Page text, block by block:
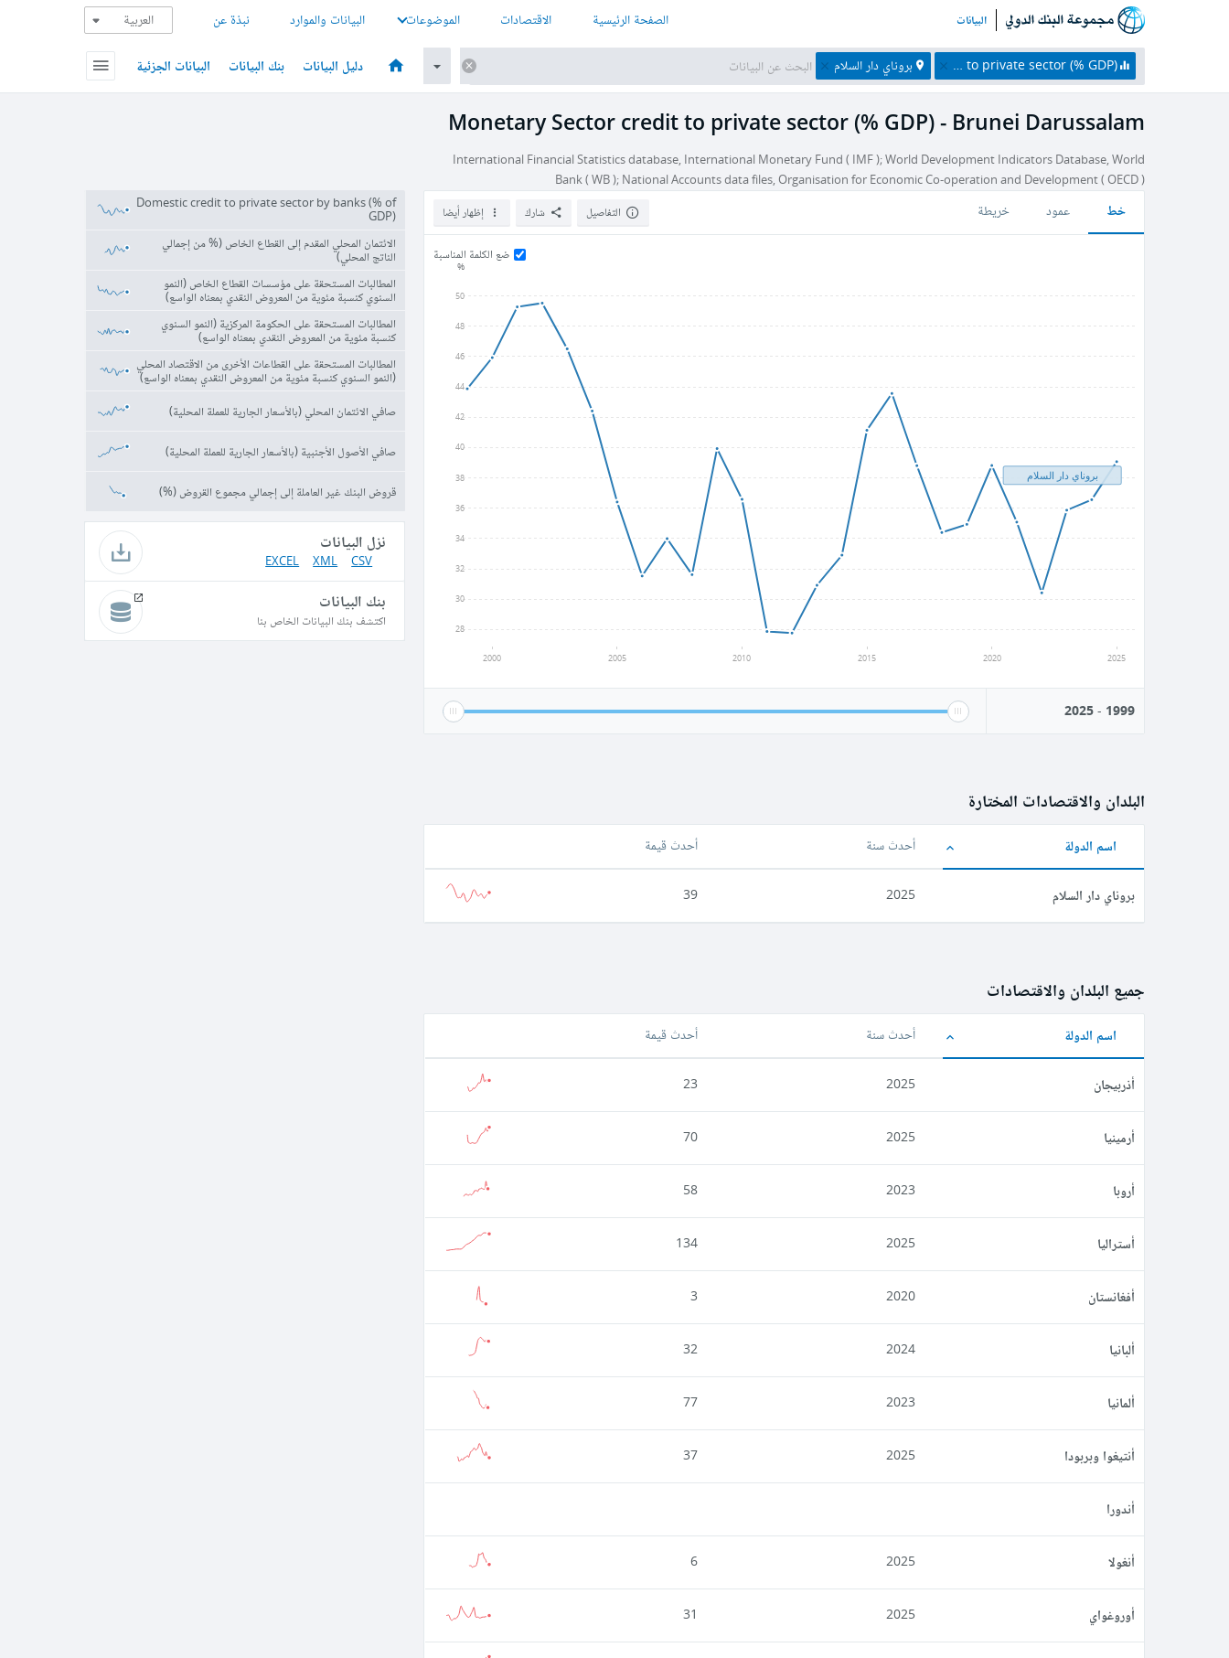
البيانات الصفحة الرئيسية الاقتصادات الموضوعات البيانات والموارد نبذة عن
Monetary Sector credit to private sector (% GDP) بروناي دار السلام دليل البيانات بنك البيانات البيانات الجزئية
Monetary Sector credit to private sector (% GDP) - Brunei Darussalam
International Financial Statistics database, International Monetary Fund ( IMF ); World Development Indicators Database, World
Bank ( WB ); National Accounts data files, Organisation for Economic Co-operation and Development ( OECD )
خط عمود خريطة إظهار أيضا شارك التفاصيل
ضع الكلمة المناسبة
2000 2005 2010 2015 2020 2025
%
28
30
32
34
36
38
40
42
44
46
48
50
بروناي دار السلام
1999
-
2025
Domestic credit to private sector by banks (% of
GDP)
الائتمان المحلي المقدم إلى القطاع الخاص (% من إجمالي
الناتج المحلي)
المطالبات المستحقة على مؤسسات القطاع الخاص (النمو
السنوي كنسبة مئوية من المعروض النقدي بمعناه الواسع)
المطالبات المستحقة على الحكومة المركزية (النمو السنوي
كنسبة مئوية من المعروض النقدي بمعناه الواسع)
المطالبات المستحقة على القطاعات الأخرى من الاقتصاد المحلي
(النمو السنوي كنسبة مئوية من المعروض النقدي بمعناه الواسع)
صافي الائتمان المحلي (بالأسعار الجارية للعملة المحلية)
صافي الأصول الأجنبية (بالأسعار الجارية للعملة المحلية)
قروض البنك غير العاملة إلى إجمالي مجموع القروض (%)
نزل البيانات
CSV
XML
EXCEL
بنك البيانات
اكتشف بنك البيانات الخاص بنا
البلدان والاقتصادات المختارة
اسم الدولة أحدث سنة أحدث قيمة
بروناي دار السلام 2025
39
جميع البلدان والاقتصادات
اسم الدولة أحدث سنة أحدث قيمة
أذربيجان 2025
23
أرمينيا 2025
70
أروبا 2023
58
أستراليا 2025
134
أفغانستان 2020
3
ألبانيا 2024
32
ألمانيا 2023
77
أنتيغوا وبربودا 2025
37
أندورا
أنغولا 2025
6
أوروغواي 2025
31